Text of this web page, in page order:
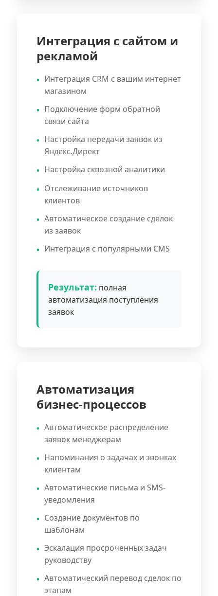
Интеграция с сайтом и
рекламой
Интеграция CRM с вашим интернет
магазином
Подключение форм обратной
связи сайта
Настройка передачи заявок из
Яндекс.Директ
Настройка сквозной аналитики
Отслеживание источников
клиентов
Автоматическое создание сделок
из заявок
Интеграция с популярными CMS
Результат: полная
автоматизация поступления
заявок
Автоматизация
бизнес-процессов
Автоматическое распределение
заявок менеджерам
Напоминания о задачах и звонках
клиентам
Автоматические письма и SMS-
уведомления
Создание документов по
шаблонам
Эскалация просроченных задач
руководству
Автоматический перевод сделок по
этапам